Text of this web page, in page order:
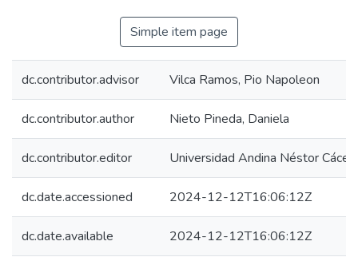
Simple item page
dc.contributor.advisor Vilca Ramos, Pio Napoleon
dc.contributor.author Nieto Pineda, Daniela
dc.contributor.editor Universidad Andina Néstor
dc.date.accessioned 2024-12-12T16:06:12Z
dc.date.available 2024-12-12T16:06:12Z